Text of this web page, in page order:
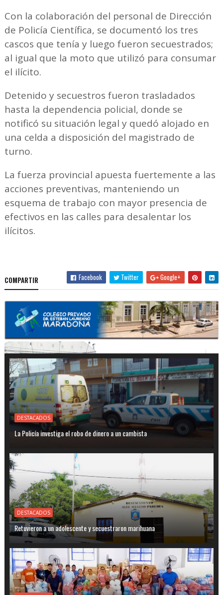
Con la colaboración del personal de Dirección
de Policía Científica, se documentó los tres
cascos que tenía y luego fueron secuestrados;
al igual que la moto que utilizó para consumar
el ilícito.
Detenido y secuestros fueron trasladados
hasta la dependencia policial, donde se
notificó su situación legal y quedó alojado en
una celda a disposición del magistrado de
turno.
La fuerza provincial apuesta fuertemente a las
acciones preventivas, manteniendo un
esquema de trabajo con mayor presencia de
efectivos en las calles para desalentar los
ilícitos.
COMPARTIR Facebook Twitter Google+
DESTACADOS
La Policía investiga el robo de dinero a un cambista
DESTACADOS
Retuvieron a un adolescente y secuestraron marihuana